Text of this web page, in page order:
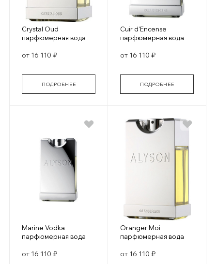
Crystal Oud
парфюмерная вода
от 16 110 ₽
ПОДРОБНЕЕ
Cuir d'Encense
парфюмерная вода
от 16 110 ₽
ПОДРОБНЕЕ
Marine Vodka
парфюмерная вода
от 16 110 ₽
Oranger Moi
парфюмерная вода
от 16 110 ₽